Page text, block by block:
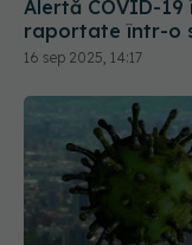
16 sep 2025, 14:17